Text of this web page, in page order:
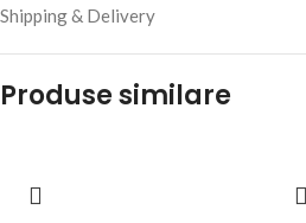
Shipping & Delivery
Produse similare